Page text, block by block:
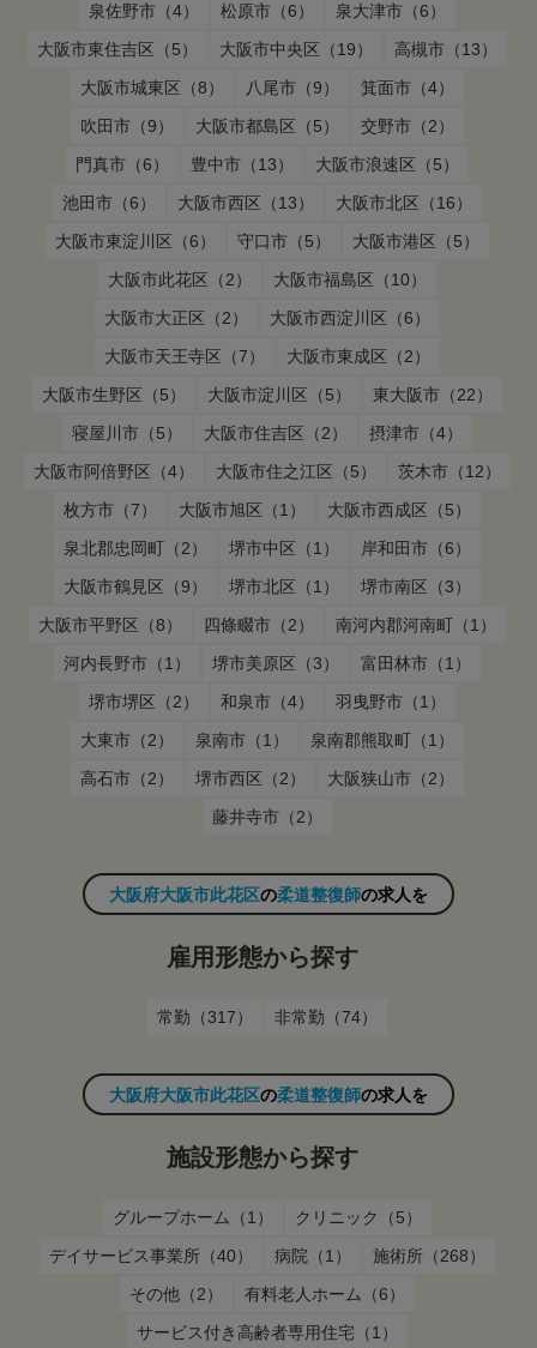
泉佐野市（4） 松原市（6）
泉大津市（6）
大阪市東住吉区（5）
大阪市中央区（19）
高槻市（13）
大阪市城東区（8）
八尾市（9）
箕面市（4）
吹田市（9）
大阪市都島区（5）
交野市（2）
門真市（6）
豊中市（13）
大阪市浪速区（5）
池田市（6）
大阪市西区（13）
大阪市北区（16）
大阪市東淀川区（6）
守口市（5）
大阪市港区（5）
大阪市此花区（2）
大阪市福島区（10）
大阪市大正区（2）
大阪市西淀川区（6）
大阪市天王寺区（7）
大阪市東成区（2）
大阪市生野区（5）
大阪市淀川区（5）
東大阪市（22）
寝屋川市（5）
大阪市住吉区（2）
摂津市（4）
大阪市阿倍野区（4）
大阪市住之江区（5）
茨木市（12）
枚方市（7）
大阪市旭区（1）
大阪市西成区（5）
泉北郡忠岡町（2）
堺市中区（1）
岸和田市（6）
大阪市鶴見区（9）
堺市北区（1）
堺市南区（3）
大阪市平野区（8）
四條畷市（2）
南河内郡河南町（1）
河内長野市（1）
堺市美原区（3）
富田林市（1）
堺市堺区（2）
和泉市（4）
羽曳野市（1）
大東市（2）
泉南市（1）
泉南郡熊取町（1）
高石市（2）
堺市西区（2）
大阪狭山市（2）
藤井寺市（2）
大阪府大阪市此花区の柔道整復師の求人を
雇用形態から探す
常勤（317） 非常勤（74）
大阪府大阪市此花区の柔道整復師の求人を
施設形態から探す
グループホーム（1）
クリニック（5）
デイサービス事業所（40）
病院（1）
施術所（268）
その他（2）
有料老人ホーム（6）
サービス付き高齢者専用住宅（1）